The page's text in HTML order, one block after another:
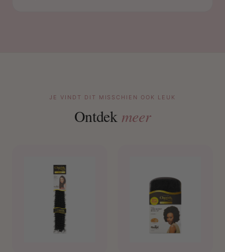
JE VINDT DIT MISSCHIEN OOK LEUK
Ontdek meer